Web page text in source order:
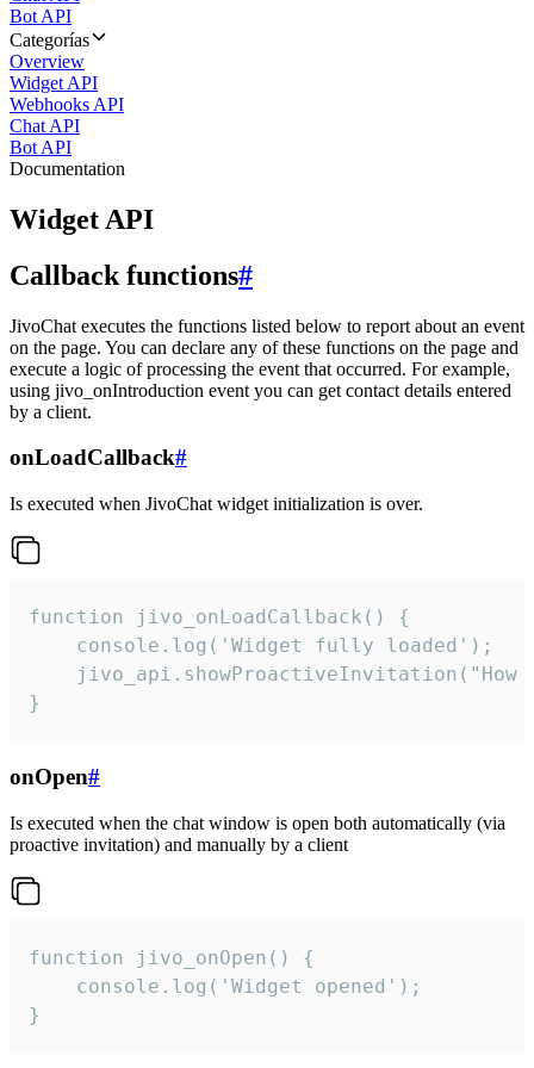
Bot API
Categorías
Overview
Widget API
Webhooks API
Chat API
Bot API
Documentation
Widget API
Callback functions#
JivoChat executes the functions listed below to report about an event
on the page. You can declare any of these functions on the page and
execute a logic of processing the event that occurred. For example,
using jivo_onIntroduction event you can get contact details entered
by a client.
onLoadCallback#
Is executed when JivoChat widget initialization is over.
function jivo_onLoadCallback() {
    console.log('Widget fully loaded');
jivo_api.showProactiveInvitation("How
}
onOpen#
Is executed when the chat window is open both automatically (via
proactive invitation) and manually by a client
function jivo_onOpen() {
    console.log('Widget opened');
}